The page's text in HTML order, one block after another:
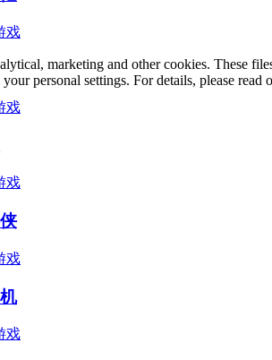
marketing and other cookies. These
personal settings. For details, please read